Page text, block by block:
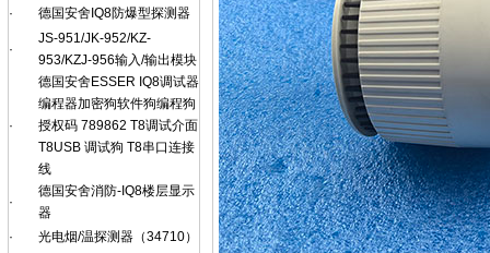
·
德国安舍IQ8防爆型探测器
·
JS-951/JK-952/KZ-
953/KZJ-956输入/输出模块
·
德国安舍ESSER IQ8调试器
编程器加密狗软件狗编程狗
授权码 789862 T8调试介面
T8USB 调试狗 T8串口连接
线
·
德国安舍消防-IQ8楼层显示
器
·
光电烟/温探测器（34710）